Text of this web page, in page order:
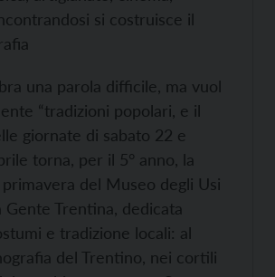
si costruisce il
una parola difficile, ma vuol
“tradizioni popolari, e il
giornate di sabato 22 e
torna, per il 5° anno, la
del Museo degli Usi
Gente Trentina, dedicata
e tradizione locali: al
del Trentino, nei cortili